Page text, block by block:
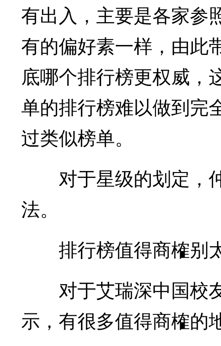
有出入，主要是各家参
有的偏好素一样，由此
底哪个排行榜更权威，
单的排行榜难以做到完
过类似榜单。
对于星级的划定，
法。
排行榜值得商榷别
对于艾瑞深中国校
示，有很多值得商榷的